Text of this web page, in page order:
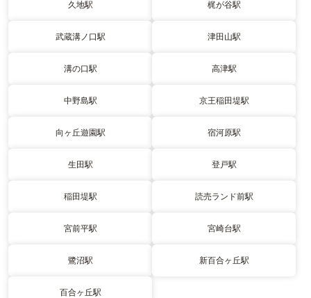
久地駅 梶が谷駅
武蔵溝ノ口駅 津田山駅
溝の口駅 高津駅
中野島駅 京王稲田堤駅
向ヶ丘遊園駅 宿河原駅
生田駅 登戸駅
稲田堤駅 読売ランド前駅
宮前平駅 宮崎台駅
鷺沼駅 新百合ヶ丘駅
百合ヶ丘駅